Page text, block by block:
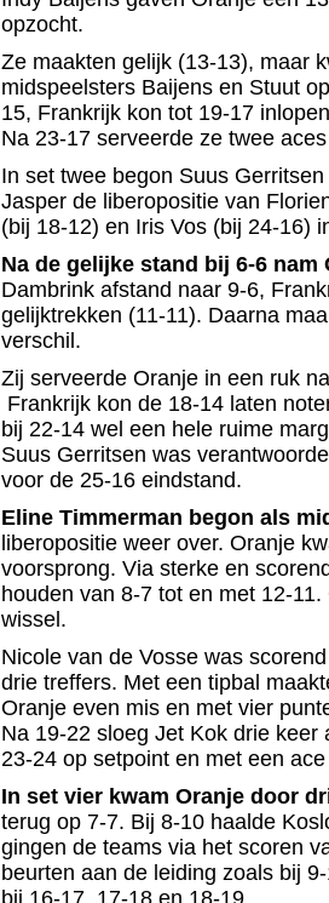
opzocht.
Ze maakten gelijk (13-13), maar
midspeelsters Baijens en Stuut
15, Frankrijk kon tot 19-17
Na 23-17 serveerde ze twee
In set twee begon Suus
Jasper de liberopositie van
(bij 18-12) en Iris Vos (bij 24-16)
Na de gelijke stand bij 6-6 nam
Dambrink afstand naar 9-6,
gelijktrekken (11-11). Daarna
verschil.
Zij serveerde Oranje in een ruk
Frankrijk kon de 18-14 laten
bij 22-14 wel een hele ruime
Suus Gerritsen was
voor de 25-16 eindstand.
Eline Timmerman begon als
liberopositie weer over. Oranje
voorsprong. Via sterke en
houden van 8-7 tot en met 12-
wissel.
Nicole van de Vosse was
drie treffers. Met een tipbal
Oranje even mis en met vier
Na 19-22 sloeg Jet Kok drie
23-24 op setpoint en met een
In set vier kwam Oranje door
terug op 7-7. Bij 8-10 haalde
gingen de teams via het scoren
beurten aan de leiding zoals bij